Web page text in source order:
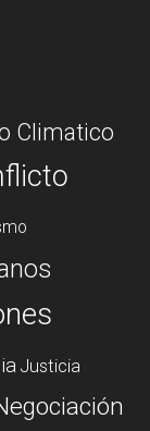
Climatico
Justicia